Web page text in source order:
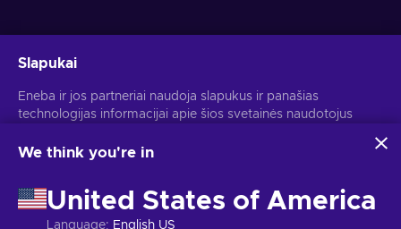
Atšaukti prenumeratą gali bet kada. Daugiau informacijos rasi
Slapukai
Eneba ir jos partneriai naudoja slapukus ir panašias
technologijas informacijai apie šios svetainės naudotojus
pagerintume svetainės turinį, reklamą ir kitas paslaugas. Tavo
skelbimams personalizuoti.
Spustelėjus "Sutinku su viskuo", tu sutinki, kad Eneba ir jos
partneriai naudotų šias technologijas. Savo sutikimą gali
We think you're in
United States of America
Language: English US